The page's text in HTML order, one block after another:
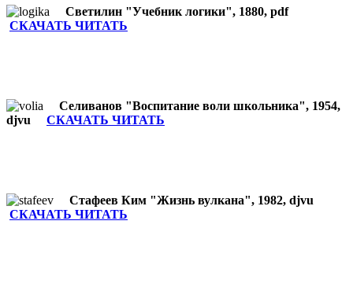
Светилин "Учебник логики", 1880, pdf
СКАЧАТЬ ЧИТАТЬ
Селиванов "Воспитание воли школьника", 1954,
djvu СКАЧАТЬ ЧИТАТЬ
Стафеев Ким "Жизнь вулкана", 1982, djvu
СКАЧАТЬ ЧИТАТЬ